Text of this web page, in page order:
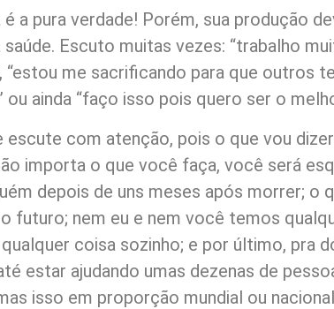
é a pura verdade! Porém, sua produção
saúde. Escuto muitas vezes: “trabalho
“estou me sacrificando para que outros
ainda “faço isso pois quero ser o
escute com atenção, pois o que vou
importa o que você faça, você será
depois de uns meses após morrer; o
futuro; nem eu e nem você temos
coisa sozinho; e por último, pra
estar ajudando umas dezenas de
isso em proporção mundial ou